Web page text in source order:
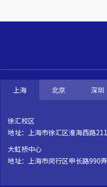
上海 北京 深圳
徐汇校区
地址：上海市徐汇区淮海西路
大虹桥中心
地址：上海市闵行区申长路990